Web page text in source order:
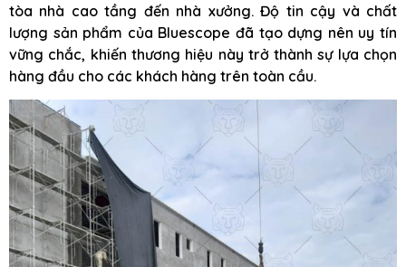
tòa nhà cao tầng đến nhà xưởng. Độ tin cậy và chất
lượng sản phẩm của Bluescope đã tạo dựng nên uy tín
vững chắc, khiến thương hiệu này trở thành sự lựa chọn
hàng đầu cho các khách hàng trên toàn cầu.